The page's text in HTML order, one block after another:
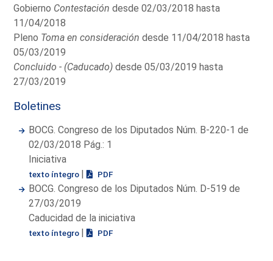
Gobierno Contestación desde 02/03/2018 hasta
11/04/2018
Pleno Toma en consideración desde 11/04/2018 hasta
05/03/2019
Concluido - (Caducado) desde 05/03/2019 hasta
27/03/2019
Boletines
BOCG. Congreso de los Diputados Núm. B-220-1 de
02/03/2018 Pág.: 1
Iniciativa
texto íntegro | PDF
BOCG. Congreso de los Diputados Núm. D-519 de
27/03/2019
Caducidad de la iniciativa
texto íntegro | PDF